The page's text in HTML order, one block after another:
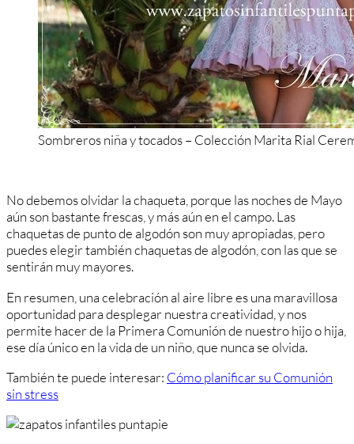
Sombreros niña y tocados – Colección Marita Rial
No debemos olvidar la chaqueta, porque las noches de Mayo
aún son bastante frescas, y más aún en el campo. Las
chaquetas de punto de algodón son muy apropiadas, pero
puedes elegir también chaquetas de algodón, con las que se
sentirán muy mayores.
En resumen, una celebración al aire libre es una maravillosa
oportunidad para desplegar nuestra creatividad, y nos
permite hacer de la Primera Comunión de nuestro hijo o hija,
ese día único en la vida de un niño, que nunca se olvida.
También te puede interesar: Cómo planificar su Comunión
sin stress